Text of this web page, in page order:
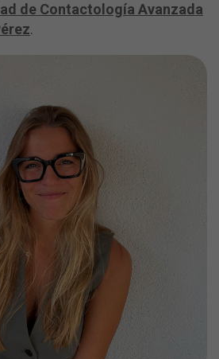
de Contactología Avanzada
.